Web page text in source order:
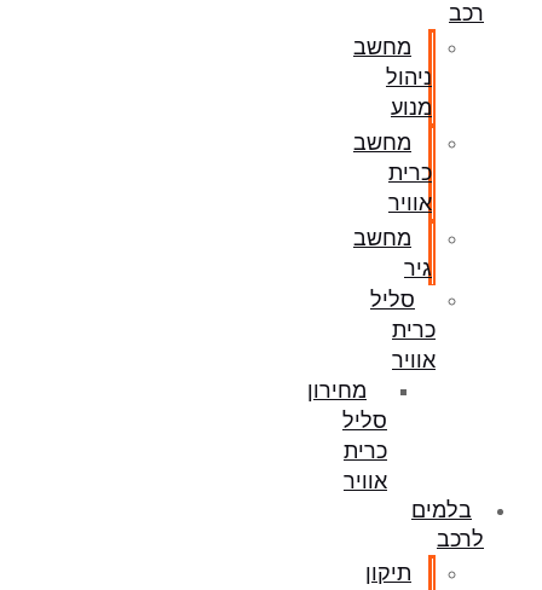
רכב
מחשב
ניהול
מנוע
מחשב
כרית
אוויר
מחשב
גיר
סליל
כרית
אוויר
מחירון
סליל
כרית
אוויר
בלמים
לרכב
תיקון